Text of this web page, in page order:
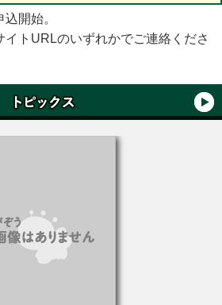
開始。
イトURLのいずれかでご連絡くださ